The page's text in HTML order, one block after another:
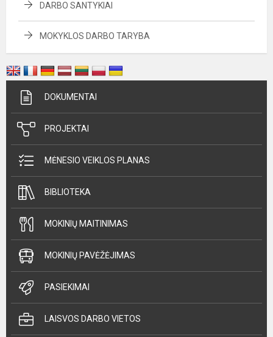
DARBO SANTYKIAI
MOKYKLOS DARBO TARYBA
DOKUMENTAI
PROJEKTAI
MĖNESIO VEIKLOS PLANAS
BIBLIOTEKA
MOKINIŲ MAITINIMAS
MOKINIŲ PAVĖŽĖJIMAS
PASIEKIMAI
LAISVOS DARBO VIETOS